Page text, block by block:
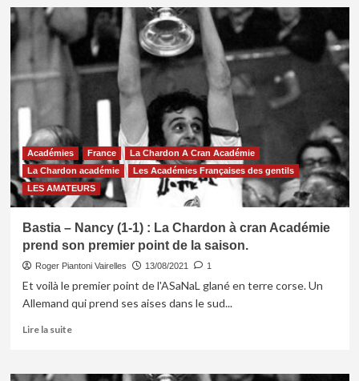
Académies France
La Chardon A Cran Académie
La Chardon académie
Les Académies Françaises des gentils
LES AMATEURS
Bastia – Nancy (1-1) : La Chardon à cran Académie
prend son premier point de la saison.
Roger Piantoni Vairelles 13/08/2021 1
Et voilà le premier point de l'ASaNaL glané en terre corse. Un
Allemand qui prend ses aises dans le sud...
Lire la suiteEn
sur